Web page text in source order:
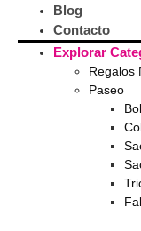
Blog
Contacto
Explorar
Regalos
Paseo